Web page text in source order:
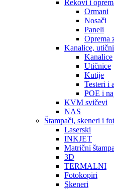
Rekovi i
Ormani
Nosači
Paneli
Oprema
Kanalice,
Kanalice
Utičnice
Kutije
Testeri i
POE i
KVM svičevi
NAS
Štampači, skeneri i
Laserski
INKJET
Matrični
3D
TERMALNI
Fotokopiri
Skeneri